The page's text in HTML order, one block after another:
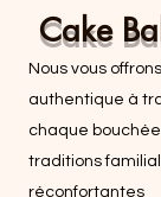
Cake
Nous vous
authentique à
chaque
traditions
réconfortantes